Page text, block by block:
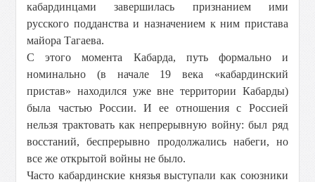
кабардинцами завершилась признанием ими
русского подданства и назначением к ним пристава
майора Тагаева.
С этого момента Кабарда, путь формально и
номинально (в начале 19 века «кабардинский
пристав» находился уже вне территории Кабарды)
была частью России. И ее отношения с Россией
нельзя трактовать как непрерывную войну: был ряд
восстаний, беспрерывно продолжались набеги, но
все же открытой войны не было.
Часто кабардинские князья выступали как союзники